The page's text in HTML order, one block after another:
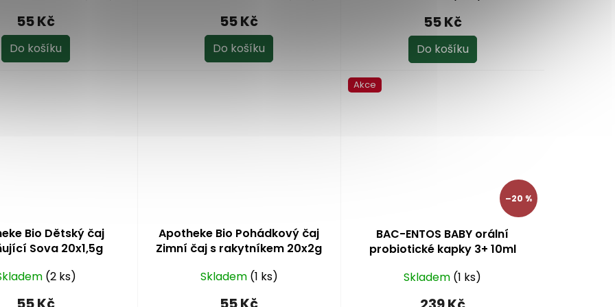
55 Kč
Do košíku
55 Kč
Do košíku
55 Kč
Do košíku
Bio Dětský čaj
Sova 20x1,5g
(2 ks)
Apotheke Bio Pohádkový čaj
Zimní čaj s rakytníkem 20x2g
Skladem (1 ks)
Akce
–20 %
BAC-ENTOS BABY orální
probiotické kapky 3+ 10ml
Skladem (1 ks)